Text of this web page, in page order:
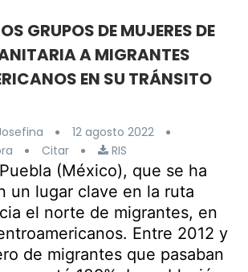
GRUPOS DE MUJERES DE
A MIGRANTES
EN SU TRÁNSITO
12 agosto 2022
Citar RIS
(México), que se ha
un lugar clave en la ruta
el norte de migrantes, en
Entre 2012 y
de migrantes que pasaban